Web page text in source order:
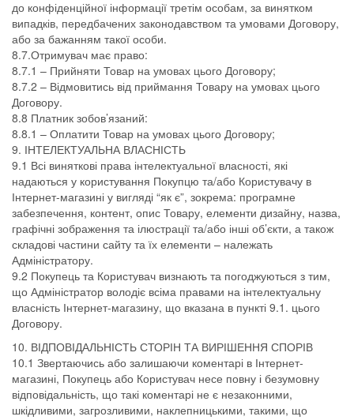
до конфіденційної інформації третім особам, за винятком
випадків, передбачених законодавством та умовами Договору,
або за бажанням такої особи.
8.7.Отримувач має право:
8.7.1 – Прийняти Товар на умовах цього Договору;
8.7.2 – Відмовитись від приймання Товару на умовах цього
Договору.
8.8 Платник зобов’язаний:
8.8.1 – Оплатити Товар на умовах цього Договору;
9. ІНТЕЛЕКТУАЛЬНА ВЛАСНІСТЬ
9.1 Всі виняткові права інтелектуальної власності, які
надаються у користування Покупцю та/або Користувачу в
Інтернет-магазині у вигляді “як є”, зокрема: програмне
забезпечення, контент, опис Товару, елементи дизайну, назва,
графічні зображення та ілюстрації та/або інші об’єкти, а також
складові частини сайту та їх елементи – належать
Адміністратору.
9.2 Покупець та Користувач визнають та погоджуються з тим,
що Адміністратор володіє всіма правами на інтелектуальну
власність Інтернет-магазину, що вказана в пункті 9.1. цього
Договору.
10. ВІДПОВІДАЛЬНІСТЬ СТОРІН ТА ВИРІШЕННЯ СПОРІВ
10.1 Звертаючись або залишаючи коментарі в Інтернет-
магазині, Покупець або Користувач несе повну і безумовну
відповідальність, що такі коментарі не є незаконними,
шкідливими, загрозливими, наклепницькими, такими, що